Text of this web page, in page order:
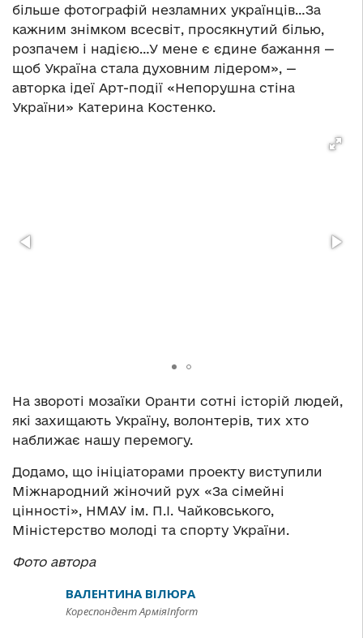
більше фотографій незламних українців…За
кажним знімком всесвіт, просякнутий білью,
розпачем і надією…У мене є єдине бажання —
щоб Україна стала духовним лідером», —
авторка ідеї Арт-події «Непорушна стіна
України» Катерина Костенко.
На звороті мозаїки Оранти сотні історій людей,
які захищають Україну, волонтерів, тих хто
наближає нашу перемогу.
Додамо, що ініціаторами проекту виступили
Міжнародний жіночий рух «За сімейні
цінності», НМАУ ім. П.І. Чайковського,
Міністерство молоді та спорту України.
Фото автора
ВАЛЕНТИНА ВІЛЮРА
Кореспондент АрміяInform